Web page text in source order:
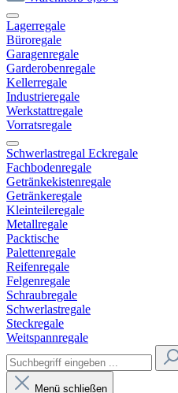
Lagerregale
Büroregale
Garagenregale
Garderobenregale
Kellerregale
Industrieregale
Werkstattregale
Vorratsregale
Schwerlastregal Eckregale
Fachbodenregale
Getränkekistenregale
Getränkeregale
Kleinteileregale
Metallregale
Packtische
Palettenregale
Reifenregale
Felgenregale
Schraubregale
Schwerlastregale
Steckregale
Weitspannregale
Menü schließen